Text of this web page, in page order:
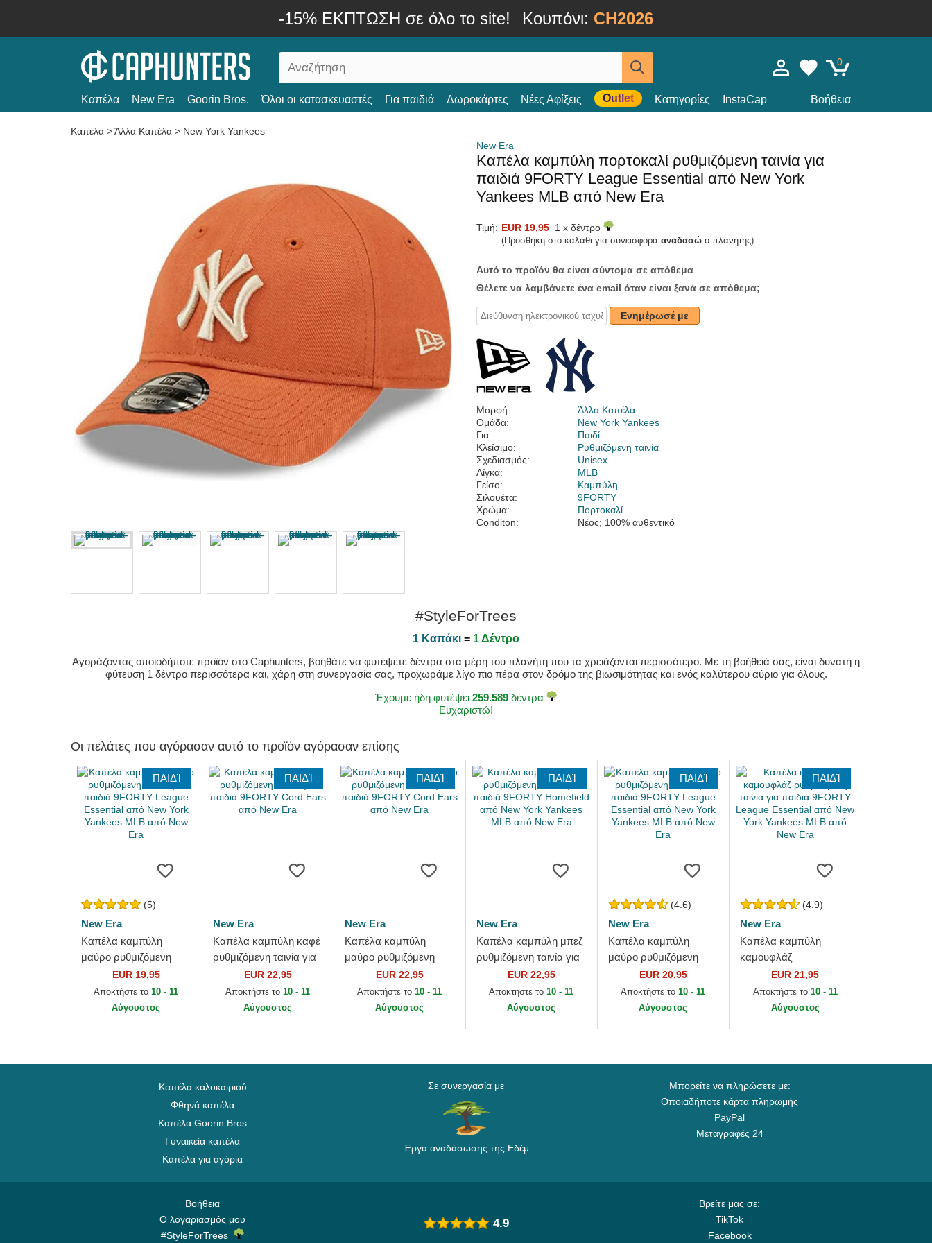
-15% ΕΚΠΤΩΣΗ σε όλο το site! Κουπόνι: CH2026
0
Καπέλα New Era Goorin Bros. Όλοι οι κατασκευαστές Για παιδιά Δωροκάρτες Νέες Αφίξεις Outlet Κατηγορίες InstaCap Βοήθεια
Καπέλα >Άλλα Καπέλα > New York Yankees
New Era
Καπέλα καμπύλη πορτοκαλί ρυθμιζόμενη ταινία για
παιδιά 9FORTY League Essential από New York
Yankees MLB από New Era
Τιμή: EUR 19,95 1 x δέντρο
(Προσθήκη στο καλάθι για συνεισφορά αναδασώ ο πλανήτης)
Αυτό το προϊόν θα είναι σύντομα σε απόθεμα
Θέλετε να λαμβάνετε ένα email όταν είναι ξανά σε απόθεμα;
Ενημέρωσέ με
Μορφή:
Άλλα Καπέλα
Ομάδα:
New York Yankees
Για:
Παιδί
Κλείσιμο:
Ρυθμιζόμενη ταινία
Σχεδιασμός:
Unisex
Λίγκα:
MLB
Γείσο:
Καμπύλη
Σιλουέτα:
9FORTY
Χρώμα:
Πορτοκαλί
Conditon:
Νέος; 100% αυθεντικό
#StyleForTrees
1 Καπάκι = 1 Δέντρο
Αγοράζοντας οποιοδήποτε προϊόν στο Caphunters, βοηθάτε να φυτέψετε δέντρα στα μέρη του πλανήτη που τα χρειάζονται περισσότερο. Με τη βοήθειά σας, είναι δυνατή η
φύτευση 1 δέντρο περισσότερα και, χάρη στη συνεργασία σας, προχωράμε λίγο πιο πέρα στον δρόμο της βιωσιμότητας και ενός καλύτερου αύριο για όλους.
Έχουμε ήδη φυτέψει 259.589 δέντρα
Ευχαριστώ!
Οι πελάτες που αγόρασαν αυτό το προϊόν αγόρασαν επίσης
ΠΑΙΔΊ
(5)
New Era
Καπέλα καμπύλη
μαύρο ρυθμιζόμενη
ταινία για παιδιά
9FORTY League
Essential από New York
EUR 19,95
Αποκτήστε το10 - 11
Αύγουστος
ΠΑΙΔΊ
New Era
Καπέλα καμπύλη καφέ
ρυθμιζόμενη ταινία για
παιδιά 9FORTY Cord
Ears από New Era
EUR 22,95
Αποκτήστε το10 - 11
Αύγουστος
ΠΑΙΔΊ
New Era
Καπέλα καμπύλη
μαύρο ρυθμιζόμενη
ταινία για παιδιά
9FORTY Cord Ears
από New Era
EUR 22,95
Αποκτήστε το10 - 11
Αύγουστος
ΠΑΙΔΊ
New Era
Καπέλα καμπύλη μπεζ
ρυθμιζόμενη ταινία για
παιδιά 9FORTY
Homefield από New
York Yankees MLB
EUR 22,95
Αποκτήστε το10 - 11
Αύγουστος
ΠΑΙΔΊ
(4.6)
New Era
Καπέλα καμπύλη
μαύρο ρυθμιζόμενη
ταινία για παιδιά
9FORTY League
Essential από New York
EUR 20,95
Αποκτήστε το10 - 11
Αύγουστος
ΠΑΙΔΊ
(4.9)
New Era
Καπέλα καμπύλη
καμουφλάζ
ρυθμιζόμενη ταινία για
παιδιά 9FORTY League
Essential από New
EUR 21,95
Αποκτήστε το 10 - 11
Αύγουστος
Καπέλα καλοκαιριού
Φθηνά καπέλα
Καπέλα Goorin Bros
Γυναικεία καπέλα
Καπέλα για αγόρια
Σε συνεργασία με
Έργα αναδάσωσης της Εδέμ
Μπορείτε να πληρώσετε με:
Οποιαδήποτε κάρτα πληρωμής
PayPal
Μεταγραφές 24
Βοήθεια
Ο λογαριασμός μου
#StyleForTrees
Βρείτε μας σε:
TikTok
Facebook
4.9